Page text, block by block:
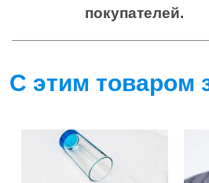
покупателей.
С этим товаром